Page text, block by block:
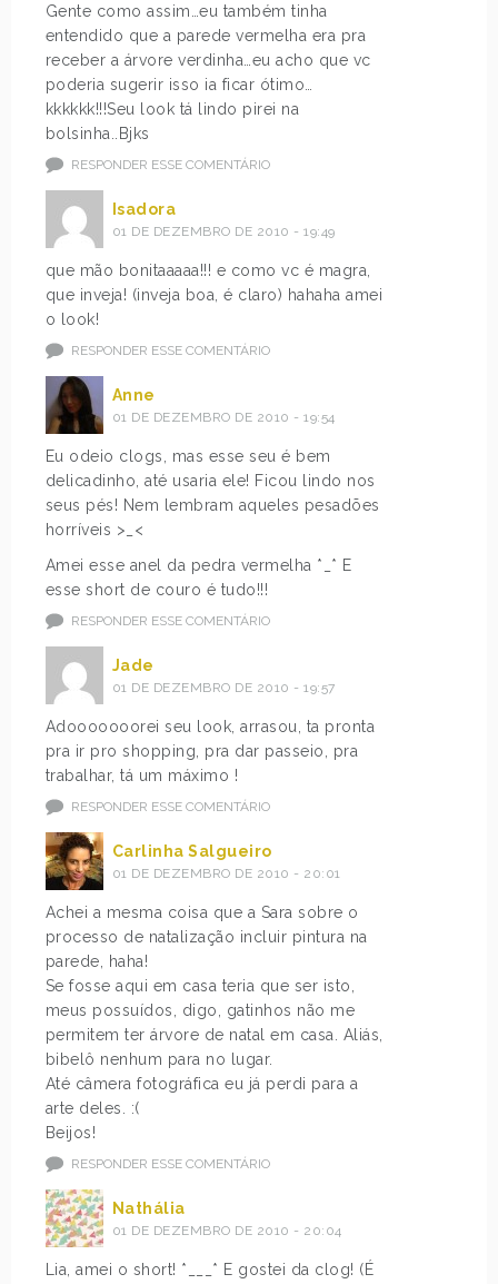
Gente como assim…eu também tinha
entendido que a parede vermelha era pra
receber a árvore verdinha…eu acho que vc
poderia sugerir isso ia ficar ótimo…
kkkkkk!!!Seu look tá lindo pirei na
bolsinha..Bjks
RESPONDER ESSE COMENTÁRIO
Isadora
01 DE DEZEMBRO DE 2010 - 19:49
que mão bonitaaaaa!!! e como vc é magra,
que inveja! (inveja boa, é claro) hahaha amei
o look!
RESPONDER ESSE COMENTÁRIO
Anne
01 DE DEZEMBRO DE 2010 - 19:54
Eu odeio clogs, mas esse seu é bem
delicadinho, até usaria ele! Ficou lindo nos
seus pés! Nem lembram aqueles pesadões
horríveis >_<
Amei esse anel da pedra vermelha *_* E
esse short de couro é tudo!!!
RESPONDER ESSE COMENTÁRIO
Jade
01 DE DEZEMBRO DE 2010 - 19:57
Adooooooorei seu look, arrasou, ta pronta
pra ir pro shopping, pra dar passeio, pra
trabalhar, tá um máximo !
RESPONDER ESSE COMENTÁRIO
Carlinha Salgueiro
01 DE DEZEMBRO DE 2010 - 20:01
Achei a mesma coisa que a Sara sobre o
processo de natalização incluir pintura na
parede, haha!
Se fosse aqui em casa teria que ser isto,
meus possuídos, digo, gatinhos não me
permitem ter árvore de natal em casa. Aliás,
bibelô nenhum para no lugar.
Até câmera fotográfica eu já perdi para a
arte deles. :(
Beijos!
RESPONDER ESSE COMENTÁRIO
Nathália
01 DE DEZEMBRO DE 2010 - 20:04
Lia, amei o short! *___* E gostei da clog! (É